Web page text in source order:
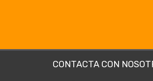
CONTACTA CON